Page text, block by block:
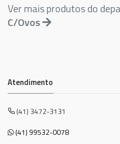
Ver mais produtos do
C/Ovos
Atendimento
(41) 3472-3131
(41) 99532-0078